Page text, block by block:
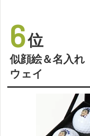
6位
似顔絵＆名入
ウェイ